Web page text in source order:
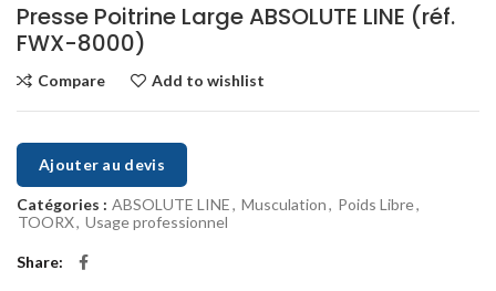
Presse Poitrine Large ABSOLUTE LINE (réf.
FWX-8000)
Compare Add to wishlist
Ajouter au devis
Catégories : ABSOLUTE LINE, Musculation, Poids Libre,
TOORX, Usage professionnel
Share